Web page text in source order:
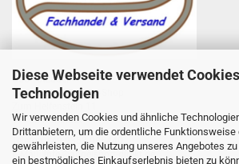
Diese Webseite verwendet
Technologien
Wir verwenden Cookies und ähnliche
Drittanbietern, um die ordentliche Funktionsweise
gewährleisten, die Nutzung unseres Angebotes
ein bestmögliches Einkaufserlebnis bieten zu
Udo Totzauer
Udo`s Sport-Fischer-Shop
97753 Karlstadt
Telefon +49 9353 985440
E-Mail
info@angelsport-direkt.de